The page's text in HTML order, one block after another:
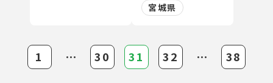
宮城県
1 ⋯ 30 31 32 ⋯ 38